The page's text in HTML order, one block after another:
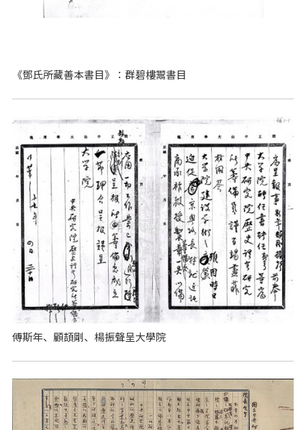
《鄧氏所藏善本書目》：群碧樓鬻書目
傅斯年、顧頡剛、楊振聲呈大學院